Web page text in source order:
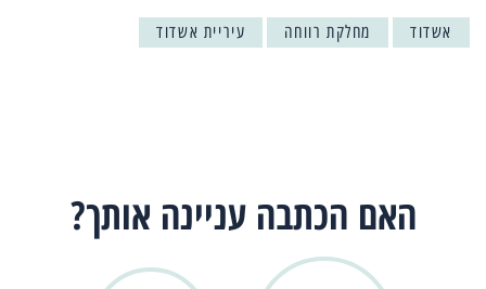
אשדוד מחלקת רווחה עיריית אשדוד
האם הכתבה עניינה אותך?